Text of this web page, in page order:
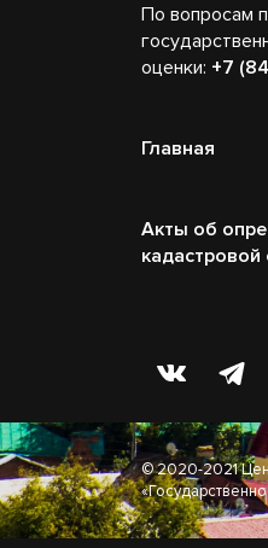
По вопросам
оценки: +7
Главная
Акты об
кадастровой
© 2020-2021